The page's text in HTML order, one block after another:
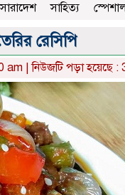
সারাদেশ সাহিত্য
রেসিপি
| নিউজটি পড়া হয়েছে :